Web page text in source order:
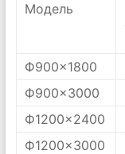
Модель
Ф900×1800
Ф900×3000
Ф1200×2400
Ф1200×3000